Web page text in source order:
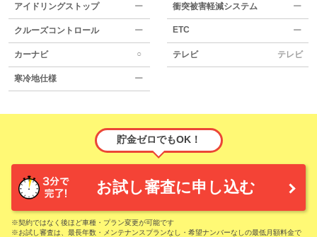
アイドリングストップ ー 衝突被害軽減システム ー
クルーズコントロール ー ETC ー
カーナビ ○ テレビ テレビ
寒冷地仕様 ー
貯金ゼロでもOK！
お試し審査に申し込む
※契約ではなく後ほど車種・プラン変更が可能です
※お試し審査は、最長年数・メンテナンスプランなし・希望ナンバーなしの最低月額料金で